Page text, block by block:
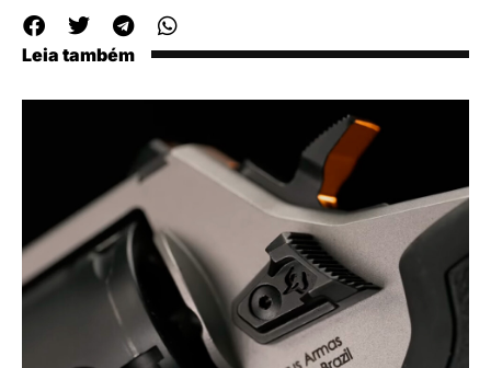
Leia também